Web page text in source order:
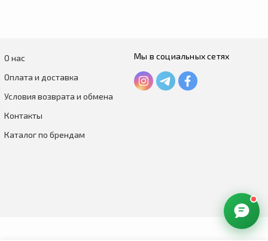
О нас
Оплата и доставка
Условия возврата и обмена
Контакты
Каталог по брендам
Мы в социальных сетях